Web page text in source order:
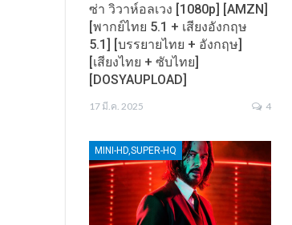
ซ่า วิวาห์อลเวง [1080p] [AMZN]
[พากย์ไทย 5.1 + เสียงอังกฤษ
5.1] [บรรยายไทย + อังกฤษ]
[เสียงไทย + ซับไทย]
[DOSYAUPLOAD]
17 มี.ค. 2025 4
MINI-HD,SUPER-HQ